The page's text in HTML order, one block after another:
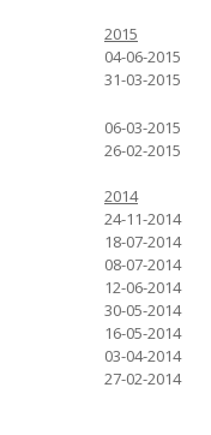
2015
04-06-2015
31-03-2015
06-03-2015
26-02-2015
2014
24-11-2014
18-07-2014
08-07-2014
12-06-2014
30-05-2014
16-05-2014
03-04-2014
27-02-2014